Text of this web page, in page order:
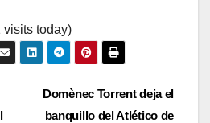
visits today)
Domènec Torrent deja el
banquillo del Atlético de